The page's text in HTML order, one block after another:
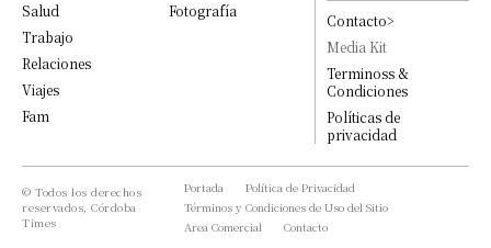
Salud
Trabajo
Relaciones
Viajes
Fam
Fotografía
Contacto>
Media Kit
Terminoss &
Condiciones
Políticas de
privacidad
© Todos los derechos
reservados, Córdoba
Times
Portada
Política de Privacidad
Términos y Condiciones de Uso del Sitio
Area Comercial
Contacto